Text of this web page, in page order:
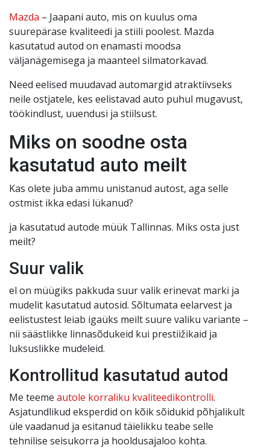
Mazda – Jaapani auto, mis on kuulus oma
suurepärase kvaliteedi ja stiili poolest. Mazda
kasutatud autod on enamasti moodsa
väljanägemisega ja maanteel silmatorkavad.
Need eelised muudavad automargid atraktiivseks
neile ostjatele, kes eelistavad auto puhul mugavust,
töökindlust, uuendusi ja stiilsust.
Miks on soodne osta
kasutatud auto meilt
Kas olete juba ammu unistanud autost, aga selle
ostmist ikka edasi lükanud?
ja kasutatud autode müük Tallinnas. Miks osta just
meilt?
Suur valik
el on müügiks pakkuda suur valik erinevat marki ja
mudelit kasutatud autosid. Sõltumata eelarvest ja
eelistustest leiab igaüks meilt suure valiku variante –
nii säästlikke linnasõdukeid kui prestiižikaid ja
luksuslikke mudeleid.
Kontrollitud kasutatud autod
Me teeme autole korraliku kvaliteedikontrolli.
Asjatundlikud eksperdid on kõik sõidukid põhjalikult
üle vaadanud ja esitanud täielikku teabe selle
tehnilise seisukorra ja hooldusajaloo kohta.